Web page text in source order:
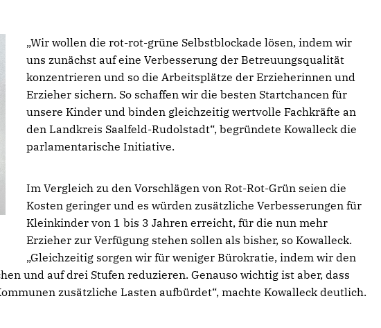
Wir wollen die rot-rot-grüne Selbstblockade lösen, indem wir
uns zunächst auf eine Verbesserung der Betreuungsqualität
konzentrieren und so die Arbeitsplätze der Erzieherinnen und
Erzieher sichern. So schaffen wir die besten Startchancen für
unsere Kinder und binden gleichzeitig wertvolle Fachkräfte an
den Landkreis Saalfeld-Rudolstadt“, begründete Kowalleck die
parlamentarische Initiative.
Im Vergleich zu den Vorschlägen von Rot-Rot-Grün seien die
Kosten geringer und es würden zusätzliche Verbesserungen für
Kleinkinder von 1 bis 3 Jahren erreicht, für die nun mehr
Erzieher zur Verfügung stehen sollen als bisher, so Kowalleck.
Gleichzeitig sorgen wir für weniger Bürokratie, indem wir den
und auf drei Stufen reduzieren. Genauso wichtig ist aber, dass
zusätzliche Lasten aufbürdet“, machte Kowalleck deutlich.